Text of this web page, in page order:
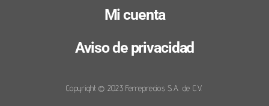
Mi cuenta
Aviso de privacidad
Copyright © 2023 Ferreprecios S.A. de C.V.